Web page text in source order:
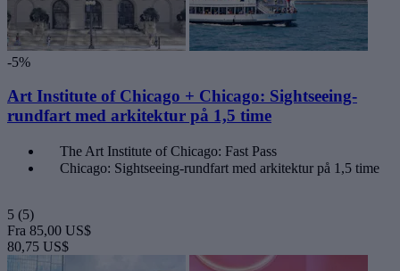
-5%
Art Institute of Chicago + Chicago: Sightseeing-
rundfart med arkitektur på 1,5 time
The Art Institute of Chicago: Fast Pass
Chicago: Sightseeing-rundfart med arkitektur på 1,5 time
5 (5)
Fra 85,00 US$
80,75 US$